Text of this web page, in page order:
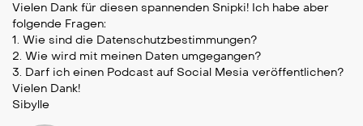
Vielen Dank für diesen spannenden Snipki! Ich habe aber
folgende Fragen:
1. Wie sind die Datenschutzbestimmungen?
2. Wie wird mit meinen Daten umgegangen?
3. Darf ich einen Podcast auf Social Mesia veröffentlichen?
Vielen Dank!
Sibylle